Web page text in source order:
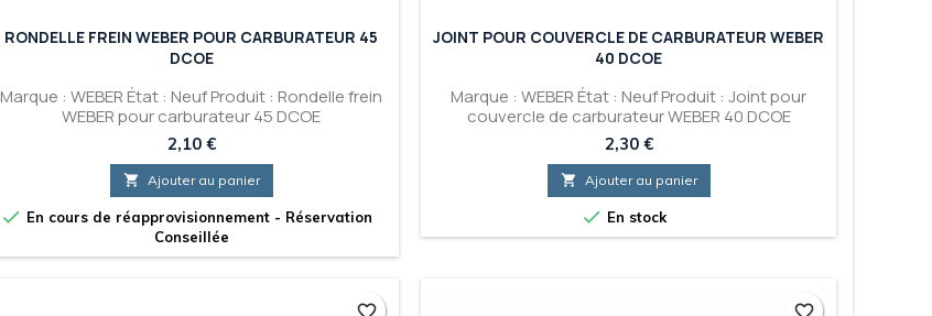
RONDELLE FREIN WEBER POUR CARBURATEUR 45
DCOE
Marque : WEBER État : Neuf Produit : Rondelle frein
WEBER pour carburateur 45 DCOE
Prix
2,10 €
 Ajouter au panier
 En cours de réapprovisionnement - Réservation
Conseillée
JOINT POUR COUVERCLE DE CARBURATEUR WEBER
40 DCOE
Marque : WEBER État : Neuf Produit : Joint pour
couvercle de carburateur WEBER 40 DCOE
Prix
2,30 €
 Ajouter au panier
 En stock
favorite_border
favorite_border favorite_border
favorite_border